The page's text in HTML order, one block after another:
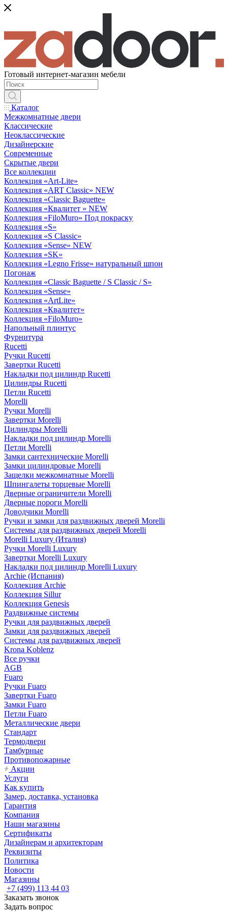
Готовый интернет-магазин мебели
Каталог
Межкомнатные двери
Классические
Неоклассические
Дизайнерские
Современные
Скрытые двери
Все коллекции
Коллекция «Art-Lite»
Коллекция «ART Classic» NEW
Коллекция «Classic Baguette»
Коллекция «Квалитет » NEW
Коллекция «FiloMuro» Под покраску
Коллекция «S»
Коллекция «S Classic»
Коллекция «Sense» NEW
Коллекция «SK»
Коллекция «Legno Frisse» натуральный шпон
Погонаж
Коллекция «Classic Baguette / S Classic / S»
Коллекция «Sense»
Коллекция «ArtLite»
Коллекция «Квалитет»
Коллекция «FiloMuro»
Напольный плинтус
Фурнитура
Rucetti
Ручки Rucetti
Завертки Rucetti
Накладки под цилиндр Rucetti
Цилиндры Rucetti
Петли Rucetti
Morelli
Ручки Morelli
Завертки Morelli
Цилиндры Morelli
Накладки под цилиндр Morelli
Петли Morelli
Замки сантехнические Morelli
Замки цилиндровые Morelli
Защелки межкомнатные Morelli
Шпингалеты торцевые Morelli
Дверные ограничители Morelli
Дверные пороги Morelli
Доводчики Morelli
Ручки и замки для раздвижных дверей Morelli
Системы для раздвижных дверей Morelli
Morelli Luxury (Италия)
Ручки Morelli Luxury
Завертки Morelli Luxury
Накладки под цилиндр Morelli Luxury
Archie (Испания)
Коллекция Archie
Коллекция Sillur
Коллекция Genesis
Раздвижные системы
Ручки для раздвижных дверей
Замки для раздвижных дверей
Системы для раздвижных дверей
Krona Koblenz
Все ручки
AGB
Fuaro
Ручки Fuaro
Завертки Fuaro
Замки Fuaro
Петли Fuaro
Металлические двери
Стандарт
Термодвери
Тамбурные
Противопожарные
Акции
Услуги
Как купить
Замер, доставка, установка
Гарантия
Компания
Наши магазины
Сертификаты
Дизайнерам и архитекторам
Реквизиты
Политика
Новости
Магазины
+7 (499) 113 44 03
Заказать звонок
Задать вопрос